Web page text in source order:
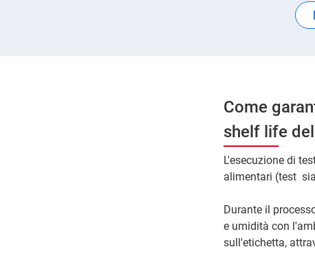
Come
shelf life
L'esecuzione di
alimentari (test
Durante il
e umidità con
sull'etichetta,